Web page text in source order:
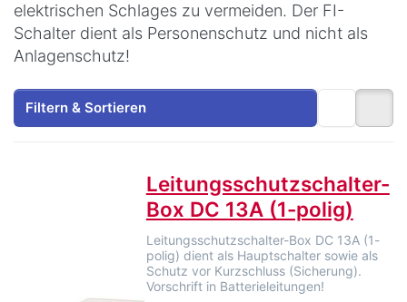
elektrischen Schlages zu vermeiden. Der FI-
Schalter dient als Personenschutz und nicht als
Anlagenschutz!
Filtern & Sortieren
Leitungsschutzschalter-
Box DC 13A (1-polig)
Leitungsschutzschalter-Box DC 13A (1-
polig) dient als Hauptschalter sowie als
Schutz vor Kurzschluss (Sicherung).
Vorschrift in Batterieleitungen!